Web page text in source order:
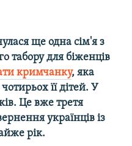
ще одна сім'я з
табору для біженців
кримчанку, яка
її дітей. У
Це вже третя
українців із
рік.